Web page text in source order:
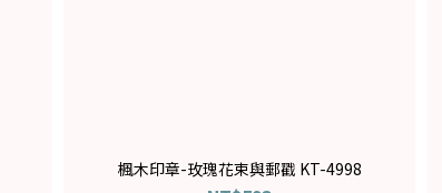
楓木印章-玫瑰花束與郵戳 KT-4998